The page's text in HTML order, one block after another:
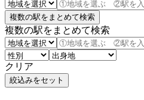
複数の駅をまとめて検索
クリア